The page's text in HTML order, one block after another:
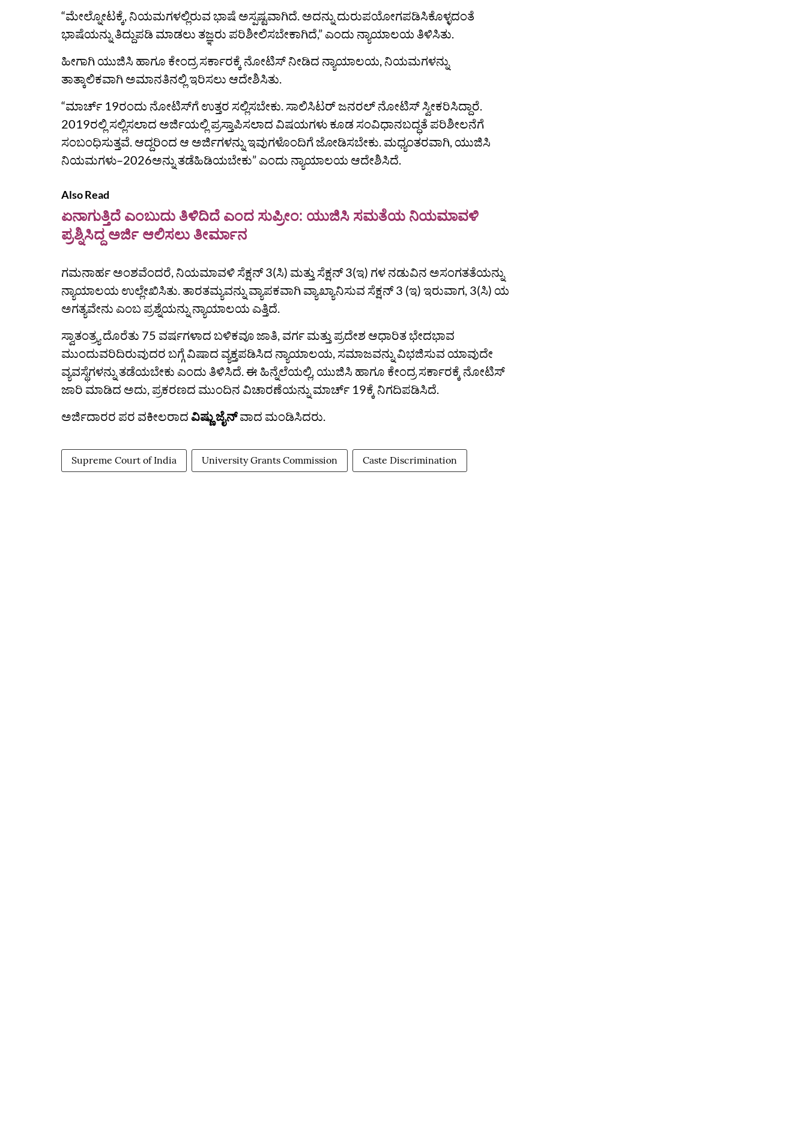
“ಮೇಲ್ನೋಟಕ್ಕೆ, ನಿಯಮಗಳಲ್ಲಿರುವ ಭಾಷೆ ಅಸ್ಪಷ್ಟವಾಗಿದೆ. ಅದನ್ನು ದುರುಪಯೋಗಪಡಿಸಿಕೊಳ್ಳದಂತೆ
ಭಾಷೆಯನ್ನು ತಿದ್ದುಪಡಿ ಮಾಡಲು ತಜ್ಞರು ಪರಿಶೀಲಿಸಬೇಕಾಗಿದೆ,” ಎಂದು ನ್ಯಾಯಾಲಯ ತಿಳಿಸಿತು.
ಹೀಗಾಗಿ ಯುಜಿಸಿ ಹಾಗೂ ಕೇಂದ್ರ ಸರ್ಕಾರಕ್ಕೆ ನೋಟಿಸ್ ನೀಡಿದ ನ್ಯಾಯಾಲಯ, ನಿಯಮಗಳನ್ನು
ತಾತ್ಕಾಲಿಕವಾಗಿ ಅಮಾನತಿನಲ್ಲಿ ಇರಿಸಲು ಆದೇಶಿಸಿತು.
“ಮಾರ್ಚ್ 19ರಂದು ನೋಟಿಸ್‌ಗೆ ಉತ್ತರ ಸಲ್ಲಿಸಬೇಕು. ಸಾಲಿಸಿಟರ್ ಜನರಲ್ ನೋಟಿಸ್ ಸ್ವೀಕರಿಸಿದ್ದಾರೆ.
2019ರಲ್ಲಿ ಸಲ್ಲಿಸಲಾದ ಅರ್ಜಿಯಲ್ಲಿ ಪ್ರಸ್ತಾಪಿಸಲಾದ ವಿಷಯಗಳು ಕೂಡ ಸಂವಿಧಾನಬದ್ಧತೆ ಪರಿಶೀಲನೆಗೆ
ಸಂಬಂಧಿಸುತ್ತವೆ. ಆದ್ದರಿಂದ ಆ ಅರ್ಜಿಗಳನ್ನು ಇವುಗಳೊಂದಿಗೆ ಜೋಡಿಸಬೇಕು. ಮಧ್ಯಂತರವಾಗಿ, ಯುಜಿಸಿ
ನಿಯಮಗಳು–2026ಅನ್ನು ತಡೆಹಿಡಿಯಬೇಕು” ಎಂದು ನ್ಯಾಯಾಲಯ ಆದೇಶಿಸಿದೆ.
Also Read
ಏನಾಗುತ್ತಿದೆ ಎಂಬುದು ತಿಳಿದಿದೆ ಎಂದ ಸುಪ್ರೀಂ: ಯುಜಿಸಿ ಸಮತೆಯ ನಿಯಮಾವಳಿ
ಪ್ರಶ್ನಿಸಿದ್ದ ಅರ್ಜಿ ಆಲಿಸಲು ತೀರ್ಮಾನ
ಗಮನಾರ್ಹ ಅಂಶವೆಂದರೆ, ನಿಯಮಾವಳಿ ಸೆಕ್ಷನ್ 3(ಸಿ) ಮತ್ತು ಸೆಕ್ಷನ್ 3(ಇ) ಗಳ ನಡುವಿನ ಅಸಂಗತತೆಯನ್ನು
ನ್ಯಾಯಾಲಯ ಉಲ್ಲೇಖಿಸಿತು. ತಾರತಮ್ಯವನ್ನು ವ್ಯಾಪಕವಾಗಿ ವ್ಯಾಖ್ಯಾನಿಸುವ ಸೆಕ್ಷನ್ 3 (ಇ) ಇರುವಾಗ, 3(ಸಿ) ಯ
ಅಗತ್ಯವೇನು ಎಂಬ ಪ್ರಶ್ನೆಯನ್ನು ನ್ಯಾಯಾಲಯ ಎತ್ತಿದೆ.
ಸ್ವಾತಂತ್ರ್ಯ ದೊರೆತು 75 ವರ್ಷಗಳಾದ ಬಳಿಕವೂ ಜಾತಿ, ವರ್ಗ ಮತ್ತು ಪ್ರದೇಶ ಆಧಾರಿತ ಭೇದಭಾವ
ಮುಂದುವರಿದಿರುವುದರ ಬಗ್ಗೆ ವಿಷಾದ ವ್ಯಕ್ತಪಡಿಸಿದ ನ್ಯಾಯಾಲಯ, ಸಮಾಜವನ್ನು ವಿಭಜಿಸುವ ಯಾವುದೇ
ವ್ಯವಸ್ಥೆಗಳನ್ನು ತಡೆಯಬೇಕು ಎಂದು ತಿಳಿಸಿದೆ. ಈ ಹಿನ್ನೆಲೆಯಲ್ಲಿ, ಯುಜಿಸಿ ಹಾಗೂ ಕೇಂದ್ರ ಸರ್ಕಾರಕ್ಕೆ ನೋಟಿಸ್
ಜಾರಿ ಮಾಡಿದ ಅದು, ಪ್ರಕರಣದ ಮುಂದಿನ ವಿಚಾರಣೆಯನ್ನು ಮಾರ್ಚ್ 19ಕ್ಕೆ ನಿಗದಿಪಡಿಸಿದೆ.
ಅರ್ಜಿದಾರರ ಪರ ವಕೀಲರಾದ ವಿಷ್ಣು ಜೈನ್ವಾದ ಮಂಡಿಸಿದರು.
Supreme Court of India University Grants Commission Caste Discrimination